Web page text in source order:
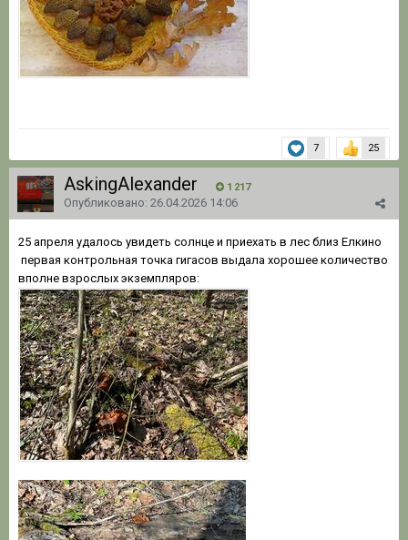
7 25
AskingAlexander 1 217
Опубликовано: 26.04.2026 14:06
25 апреля удалось увидеть солнце и приехать в лес близ Елкино
первая контрольная точка гигасов выдала хорошее количество
вполне взрослых экземпляров: